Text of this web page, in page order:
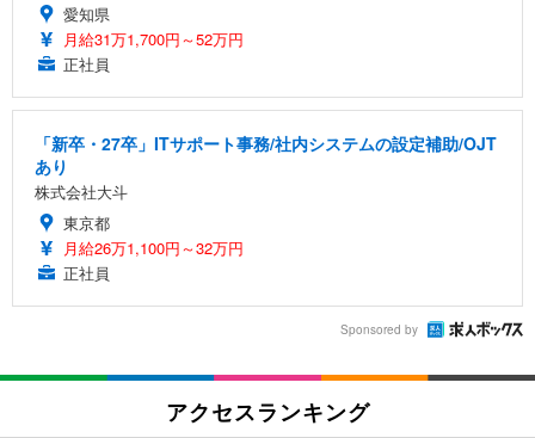
愛知県
月給31万1,700円～52万円
正社員
「新卒・27卒」ITサポート事務/社内システムの設定補助/OJT
あり
株式会社大斗
東京都
月給26万1,100円～32万円
正社員
Sponsored by
アクセスランキング